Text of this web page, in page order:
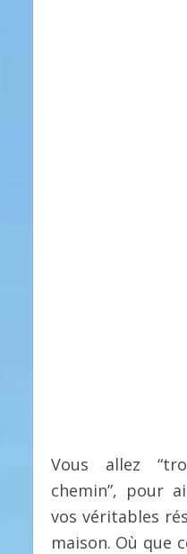
Vous allez
chemin”, pour
vos véritables
maison. Où que